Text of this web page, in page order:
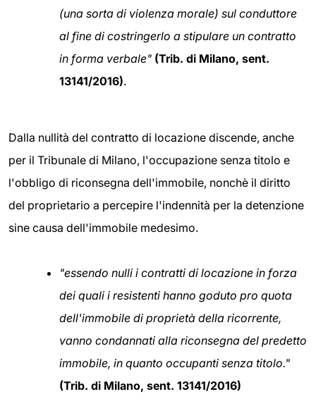
(una sorta di violenza morale) sul conduttore
al fine di costringerlo a stipulare un contratto
in forma verbale" (Trib. di Milano, sent.
13141/2016).
Dalla nullità del contratto di locazione discende, anche
per il Tribunale di Milano, l'occupazione senza titolo e
l'obbligo di riconsegna dell'immobile, nonchè il diritto
del proprietario a percepire l'indennità per la detenzione
sine causa dell'immobile medesimo.
"essendo nulli i contratti di locazione in forza
dei quali i resistenti hanno goduto pro quota
dell'immobile di proprietà della ricorrente,
vanno condannati alla riconsegna del predetto
immobile, in quanto occupanti senza titolo."
(Trib. di Milano, sent. 13141/2016)